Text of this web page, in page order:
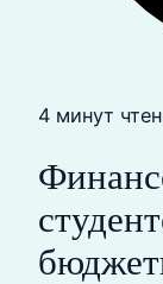
4 минут